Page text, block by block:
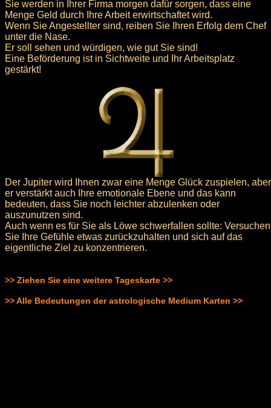
Sie werden in Ihrer Firma morgen dafür sorgen, dass eine
Menge Geld durch Ihre Arbeit erwirtschaftet wird.
Wenn Sie Angestellter sind, reiben Sie Ihren Erfolg dem Chef
unter die Nase.
Er soll sehen und würdigen, wie gut Sie sind!
Eine Beförderung ist in Sichtweite und Ihr Arbeitsplatz
gestärkt!
Der Jupiter wird Ihnen zwar eine Menge Glück zuspielen, aber
er verstärkt auch Ihre emotionale Ebene und das kann
bedeuten, dass Sie noch leichter abzulenken oder
auszunutzen sind.
Auch wenn es für Sie als Löwe schwerfallen sollte: Versuchen
Sie Ihre Gefühle etwas zurückzuhalten und sich auf das
eigentliche Ziel zu konzentrieren.
>> Ziehen Sie eine weitere Tageskarte >>
>> Alle Bedeutungen der astrologische Medium Karten >>